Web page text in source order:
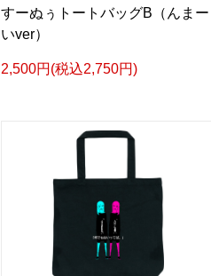
すーぬぅトートバッグB（んまー
いver）
2,500円(税込2,750円)